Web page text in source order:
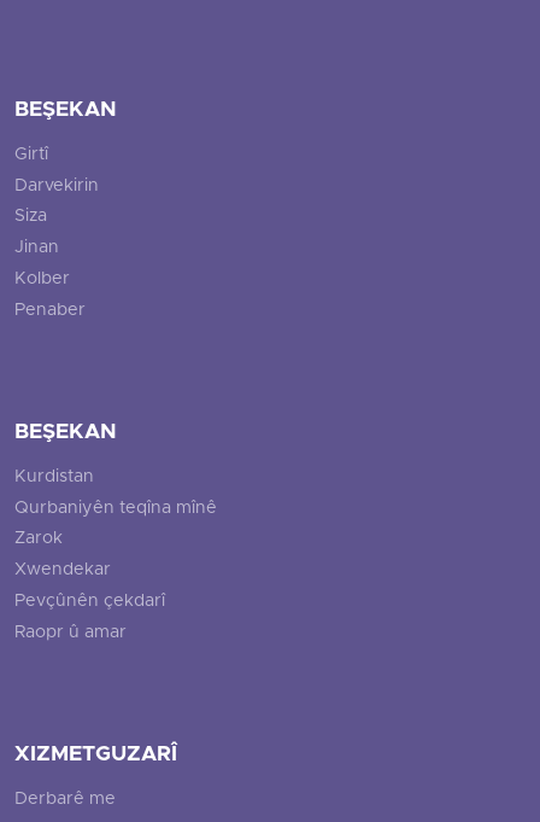
BEŞEKAN
Girtî
Darvekirin
Siza
Jinan
Kolber
Penaber
BEŞEKAN
Kurdistan
Qurbaniyên teqîna mînê
Zarok
Xwendekar
Pevçûnên çekdarî
Raopr û amar
XIZMETGUZARÎ
Derbarê me